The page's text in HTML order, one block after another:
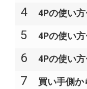
4 4Pの使い
5 4Pの使い
6 4Pの使い
7 買い手側か